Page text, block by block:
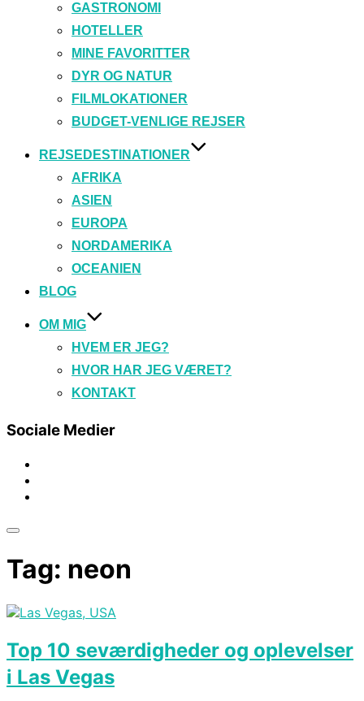
GASTRONOMI
HOTELLER
MINE FAVORITTER
DYR OG NATUR
FILMLOKATIONER
BUDGET-VENLIGE REJSER
REJSEDESTINATIONER
AFRIKA
ASIEN
EUROPA
NORDAMERIKA
OCEANIEN
BLOG
OM MIG
HVEM ER JEG?
HVOR HAR JEG VÆRET?
KONTAKT
Sociale Medier
Slå
i
sidekolonne
Tag: neon
Top 10 seværdigheder og oplevelser
i Las Vegas